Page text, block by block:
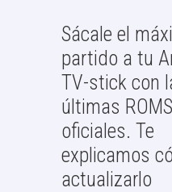
Sácale el
partido a tu
TV-stick con
últimas ROMS
oficiales. Te
explicamos
actualizarlo